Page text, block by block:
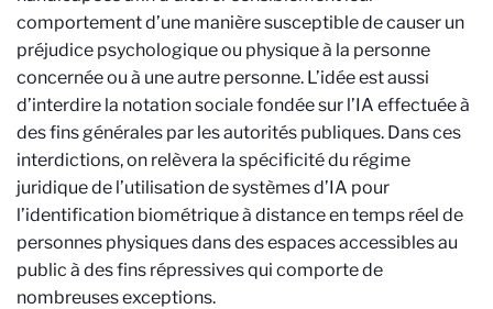
comportement d’une manière susceptible de causer un
préjudice psychologique ou physique à la personne
concernée ou à une autre personne. L’idée estaussi
d’interdire la notation sociale fondée sur l’IA effectuée à
des fins générales par les autorités publiques. Dans ces
interdictions, on relèvera la spécificité du régime
juridique de l’utilisation de systèmes d’IA pour
l’identification biométrique à distance en temps réel de
personnes physiques dans des espaces accessibles au
public à des fins répressives qui comporte de
nombreuses exceptions.